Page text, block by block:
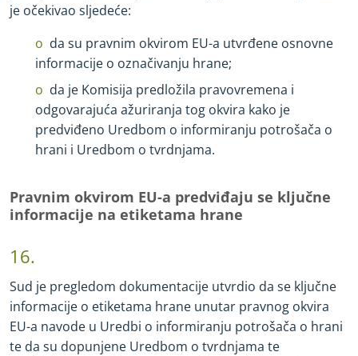
je očekivao sljedeće:
da su pravnim okvirom EU-a utvrđene osnovne
informacije o označivanju hrane;
da je Komisija predložila pravovremena i
odgovarajuća ažuriranja tog okvira kako je
predviđeno Uredbom o informiranju potrošača o
hrani i Uredbom o tvrdnjama.
Pravnim okvirom EU-a predviđaju se ključne
informacije na etiketama hrane
16.
Sud je pregledom dokumentacije utvrdio da se ključne
informacije o etiketama hrane unutar pravnog okvira
EU-a navode u Uredbi o informiranju potrošača o hrani
te da su dopunjene Uredbom o tvrdnjama te